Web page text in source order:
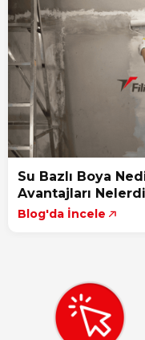
Su Bazlı Boya
Avantajları
Blog'da İncele